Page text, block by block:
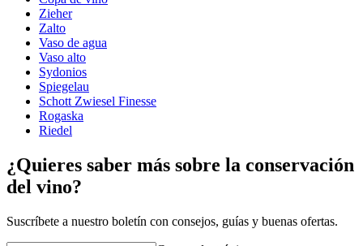
Apta para lavavajillas.
Diámetro (cm)
Capacidad (cl)
GrabadoNo
Zieher
Zalto
Vaso de agua
Vaso alto
Sydonios
Spiegelau
Schott Zwiesel Finesse
Rogaska
Riedel
¿Quieres saber más sobre la conservación
del vino?
Suscríbete a nuestro boletín con consejos, guías y buenas ofertas.